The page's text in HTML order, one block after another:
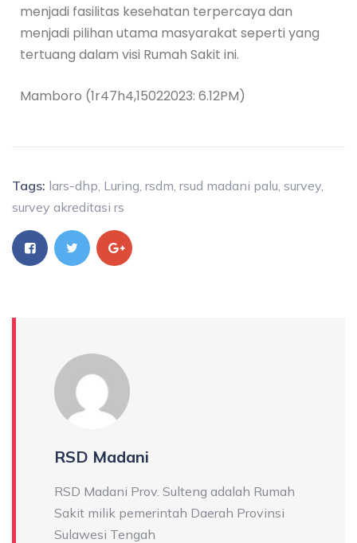
menjadi fasilitas kesehatan terpercaya dan
menjadi pilihan utama masyarakat seperti yang
tertuang dalam visi Rumah Sakit ini.
Mamboro (1r47h4,15022023: 6.12PM)
Tags: lars-dhp Luring rsdm rsud madani palu survey
survey akreditasi rs
RSD Madani
RSD Madani Prov. Sulteng adalah Rumah
Sakit milik pemerintah Daerah Provinsi
Sulawesi Tengah